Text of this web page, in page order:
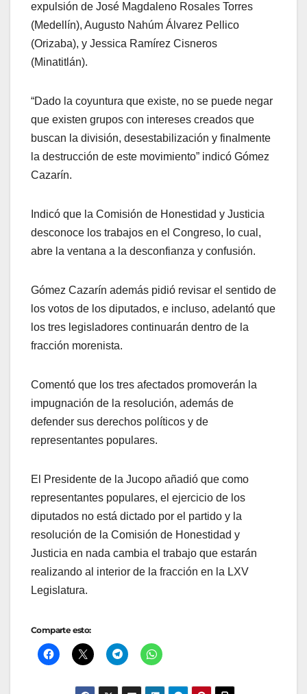
expulsión de José Magdaleno Rosales Torres
(Medellín), Augusto Nahúm Álvarez Pellico
(Orizaba), y Jessica Ramírez Cisneros
(Minatitlán).
“Dado la coyuntura que existe, no se puede negar
que existen grupos con intereses creados que
buscan la división, desestabilización y finalmente
la destrucción de este movimiento” indicó Gómez
Cazarín.
Indicó que la Comisión de Honestidad y Justicia
desconoce los trabajos en el Congreso, lo cual,
abre la ventana a la desconfianza y confusión.
Gómez Cazarín además pidió revisar el sentido de
los votos de los diputados, e incluso, adelantó que
los tres legisladores continuarán dentro de la
fracción morenista.
Comentó que los tres afectados promoverán la
impugnación de la resolución, además de
defender sus derechos políticos y de
representantes populares.
El Presidente de la Jucopo añadió que como
representantes populares, el ejercicio de los
diputados no está dictado por el partido y la
resolución de la Comisión de Honestidad y
Justicia en nada cambia el trabajo que estarán
realizando al interior de la fracción en la LXV
Legislatura.
Comparte esto: